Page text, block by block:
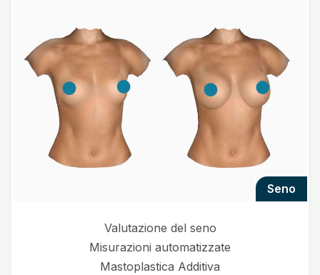
seno
Valutazione del seno
Misurazioni automatizzate
Mastoplastica Additiva